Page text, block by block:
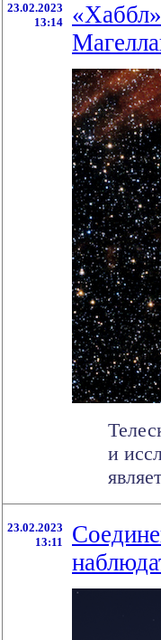
23.02.2023
13:14
и
23.02.2023
13:11